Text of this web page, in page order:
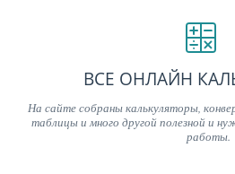
ВСЕ ОНЛАЙН
На сайте собраны калькуляторы,
таблицы и много другой полезной и
работы.